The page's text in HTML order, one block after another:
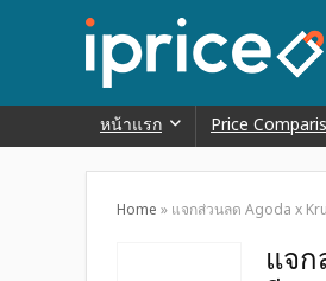
หน้าแรก Price
Home » แจกส่วนลด Agoda x
แจ